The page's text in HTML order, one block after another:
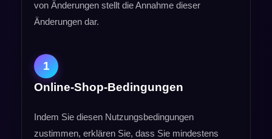
von Änderungen stellt die Annahme dieser
Änderungen dar.
1
Online-Shop-Bedingungen
Indem Sie diesen Nutzungsbedingungen
zustimmen, erklären Sie, dass Sie mindestens